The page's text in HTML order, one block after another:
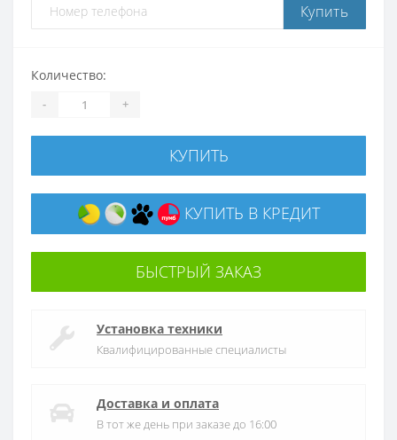
Купить
Количество:
- +
КУПИТЬ
КУПИТЬ В КРЕДИТ
БЫСТРЫЙ ЗАКАЗ
Установка техники
Квалифицированные специалисты
Доставка и оплата
В тот же день при заказе до 16:00